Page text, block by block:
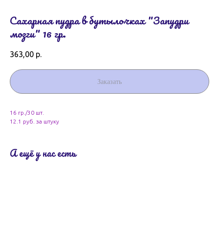
Сахарная пудра в бутылочках "Запудри
мозги" 16 гр.
363,00 р.
Заказать
16 гр./30 шт.
12.1 руб. за штуку
А ещё у нас есть